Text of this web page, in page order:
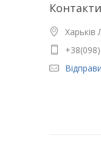
Контакти
Харьків